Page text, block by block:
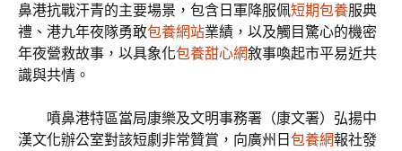
鼻港抗戰汗青的主要場景，包含日軍降服佩短期包養服典
禮、港九年夜隊勇敢包養網站業績，以及觸目驚心的機密
年夜營救故事，以具象化包養甜心網敘事喚起市平易近共
識與共情。
噴鼻港特區當局康樂及文明事務署（康文署）弘揚中
漢文化辦公室對該短劇非常贊賞，向廣州日 包養網報社發